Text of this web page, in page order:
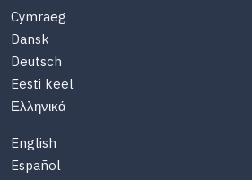
Cymraeg
Dansk
Deutsch
Eesti keel
Ελληνικά
English
Español